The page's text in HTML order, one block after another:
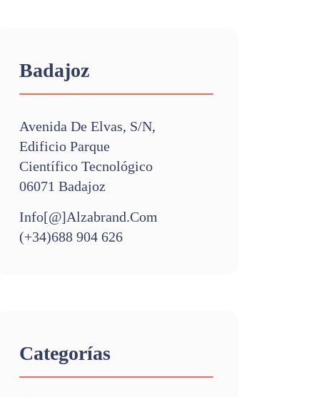
Badajoz
Avenida De Elvas, S/n,
Edificio Parque
Científico Tecnológico
06071 Badajoz
Info[@]alzabrand.com
(+34)688 904 626
Categorías